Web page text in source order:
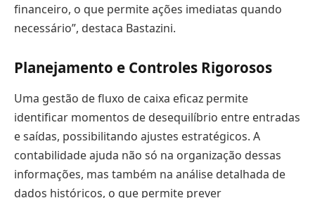
financeiro, o que permite ações imediatas quando
necessário”, destaca Bastazini.
Planejamento e Controles Rigorosos
Uma gestão de fluxo de caixa eficaz permite
identificar momentos de desequilíbrio entre entradas
e saídas, possibilitando ajustes estratégicos. A
contabilidade ajuda não só na organização dessas
informações, mas também na análise detalhada de
dados históricos, o que permite prever